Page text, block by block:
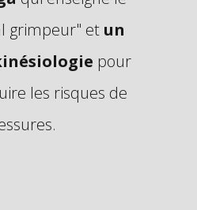
grimpeur" et un
pour
les risques de